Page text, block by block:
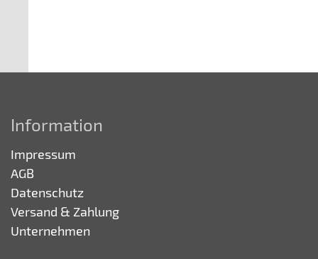
Information
Impressum
AGB
Datenschutz
Versand & Zahlung
Unternehmen